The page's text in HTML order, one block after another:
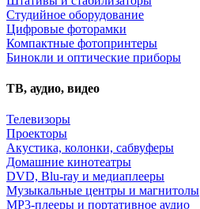
Студийное оборудование
Цифровые фоторамки
Компактные фотопринтеры
Бинокли и оптические приборы
ТВ, аудио, видео
Телевизоры
Проекторы
Акустика, колонки, сабвуферы
Домашние кинотеатры
DVD, Blu-ray и медиаплееры
Музыкальные центры и магнитолы
MP3-плееры и портативное аудио